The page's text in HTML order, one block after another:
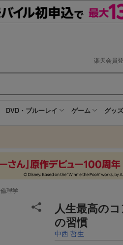
楽天会員
DVD・ブルーレイ ゲーム グッズ
倫理学
人生最高の
の習慣
中西 哲生